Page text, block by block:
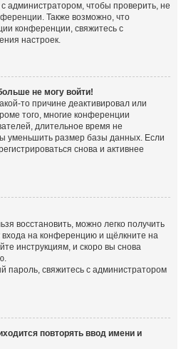
администратором, чтобы проверить, не
Также возможно, что
конференции, свяжитесь с
настроек.
не могу войти!
то причине деактивировал или
того, многие конференции
длительное время не
уменьшить размер базы данных. Если
снова и активнее
восстановить, можно легко получить
на конференцию и щёлкните на
инструкциям, и скоро вы снова
пароль, свяжитесь с администратором
повторять ввод имени и